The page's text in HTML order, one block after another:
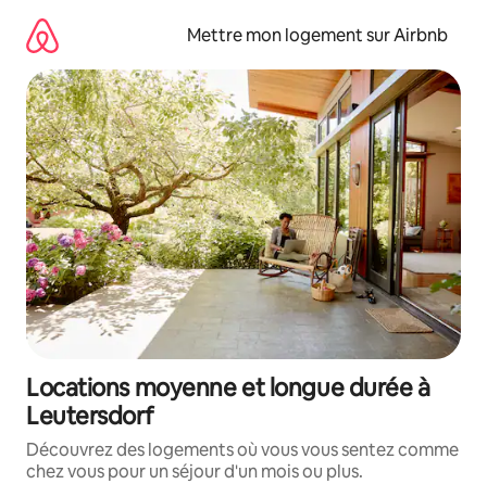
directement
contenu
Mettre mon logement sur Airbnb
Locations moyenne et longue durée à
Leutersdorf
Découvrez des logements où vous vous sentez comme
chez vous pour un séjour d'un mois ou plus.